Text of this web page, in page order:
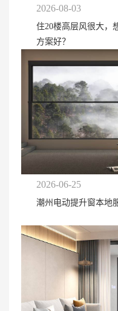
2026-08-03
住20楼高层风很大，
方案好？
2026-06-25
潮州电动提升窗本地